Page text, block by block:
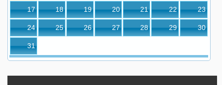
17 18 19 20 21 22 23
24 25 26 27 28 29 30
31